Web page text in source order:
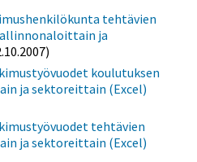
tehtävien
ja
koulutuksen
ja sektoreittain (Excel)
tehtävien
ja sektoreittain (Excel)